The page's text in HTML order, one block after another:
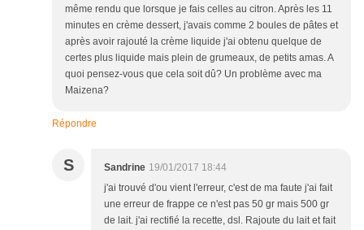
même rendu que lorsque je fais celles au citron. Après les 11
minutes en crème dessert, j'avais comme 2 boules de pâtes et
après avoir rajouté la crème liquide j'ai obtenu quelque de
certes plus liquide mais plein de grumeaux, de petits amas. A
quoi pensez-vous que cela soit dû? Un problème avec ma
Maizena?
Répondre
S Sandrine 19/01/2017 18:44
j'ai trouvé d'ou vient l'erreur, c'est de ma faute j'ai fait
une erreur de frappe ce n'est pas 50 gr mais 500 gr
de lait. j'ai rectifié la recette, dsl. Rajoute du lait et fait